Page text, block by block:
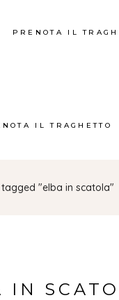
IL TRAGHETTO
PRENOTA IL
tagged "elba in scatola"
IN